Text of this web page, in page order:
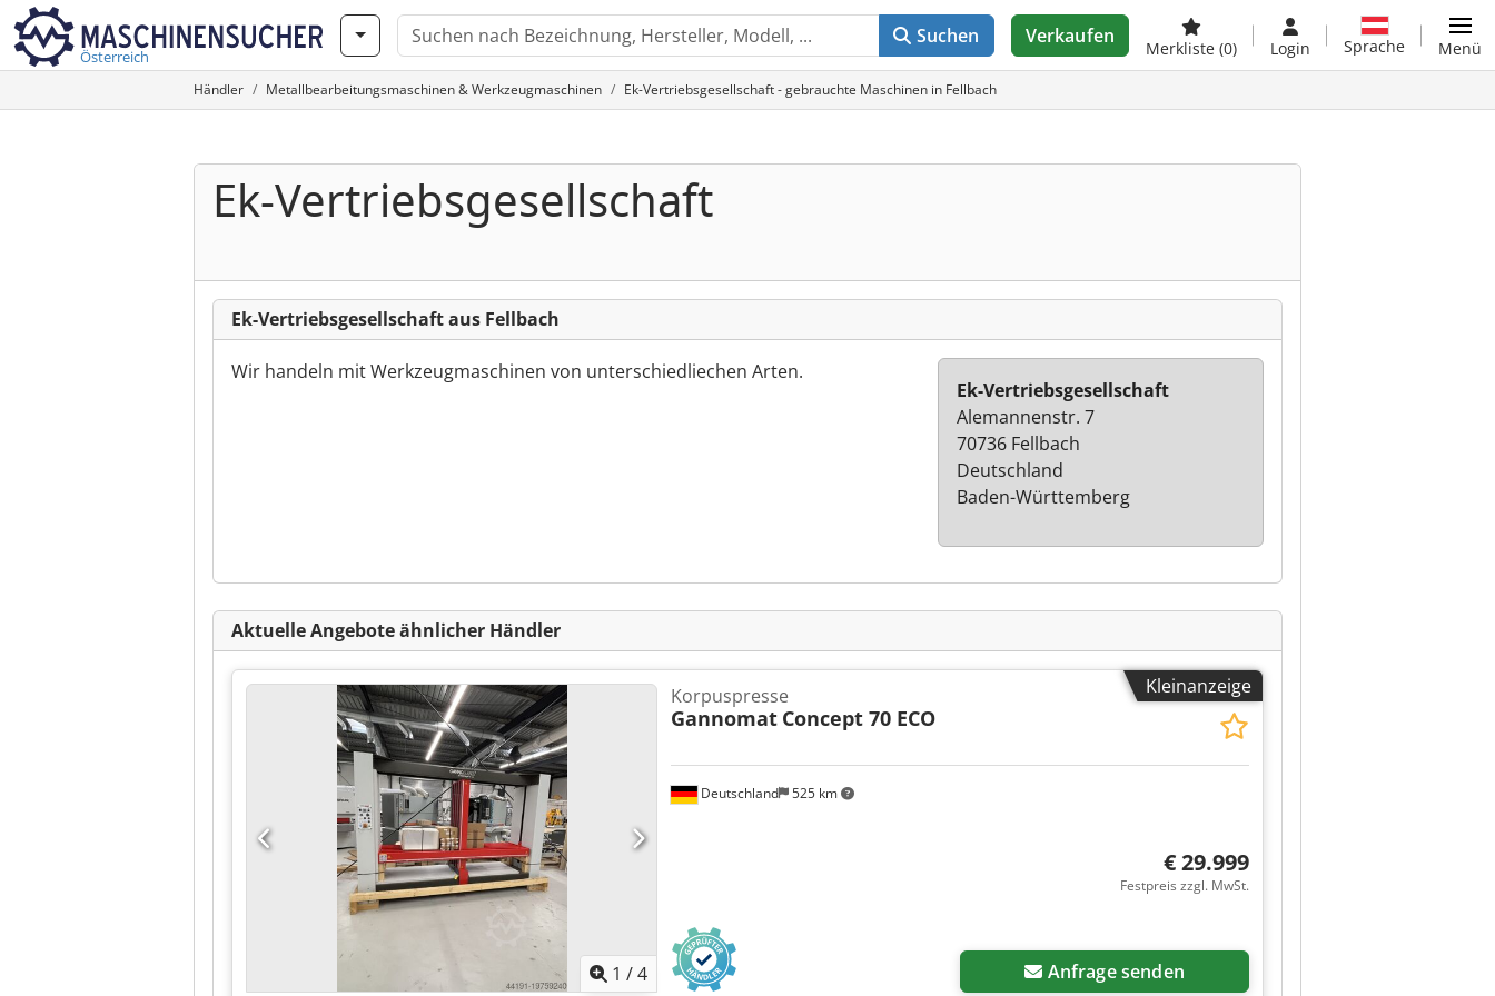
Österreich
Suchen Verkaufen
Merkliste (0) Login Sprache Menü
Händler Metallbearbeitungsmaschinen & Werkzeugmaschinen Ek-Vertriebsgesellschaft - gebrauchte Maschinen in Fellbach
Ek-Vertriebsgesellschaft
Ek-Vertriebsgesellschaft aus Fellbach
Wir handeln mit Werkzeugmaschinen von unterschiedliechen Arten.
Ek-Vertriebsgesellschaft
Alemannenstr. 7
70736 Fellbach
Deutschland
Baden-Württemberg
Aktuelle Angebote ähnlicher Händler
Kleinanzeige
1 /4
Deutschland 525 km
Korpuspresse
Gannomat Concept 70 ECO
€ 29.999
Festpreis zzgl. MwSt.
Anfrage senden